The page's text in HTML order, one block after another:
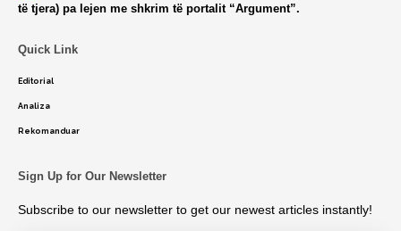
të tjera) pa lejen me shkrim të portalit “Argument”.
Quick Link
Editorial
Analiza
Rekomanduar
Sign Up for Our Newsletter
Subscribe to our newsletter to get our newest articles instantly!